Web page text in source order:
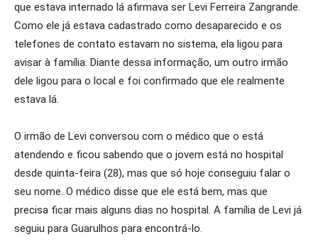
que estava internado lá afirmava ser Levi Ferreira Zangrande.
Como ele já estava cadastrado como desaparecido e os
telefones de contato estavam no sistema, ela ligou para
avisar à família. Diante dessa informação, um outro irmão
dele ligou para o local e foi confirmado que ele realmente
estava lá.
O irmão de Levi conversou com o médico que o está
atendendo e ficou sabendo que o jovem está no hospital
desde quinta-feira (28), mas que só hoje conseguiu falar o
seu nome. O médico disse que ele está bem, mas que
precisa ficar mais alguns dias no hospital. A família de Levi já
seguiu para Guarulhos para encontrá-lo.